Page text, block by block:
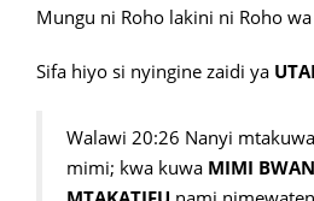
Mungu ni Roho lakini ni Roho
Sifa hiyo si nyingine zaidi ya
Walawi 20:26 Nanyi
mimi; kwa kuwa MIMI